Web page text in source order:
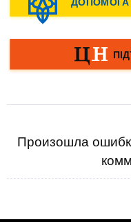
Произошла